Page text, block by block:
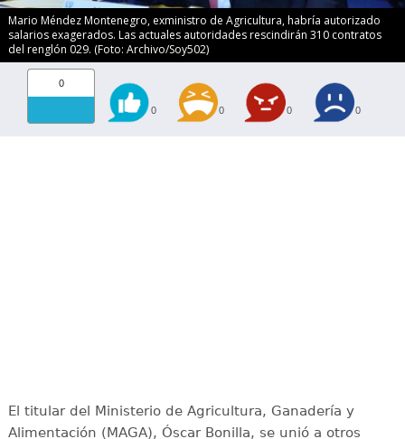
Mario Méndez Montenegro, exministro de Agricultura, habría autorizado
salarios exagerados. Las actuales autoridades rescindirán 310 contratos
del renglón 029. (Foto: Archivo/Soy502)
0
0 0 0 0
El titular del Ministerio de Agricultura, Ganadería y
Alimentación (MAGA), Óscar Bonilla, se unió a otros